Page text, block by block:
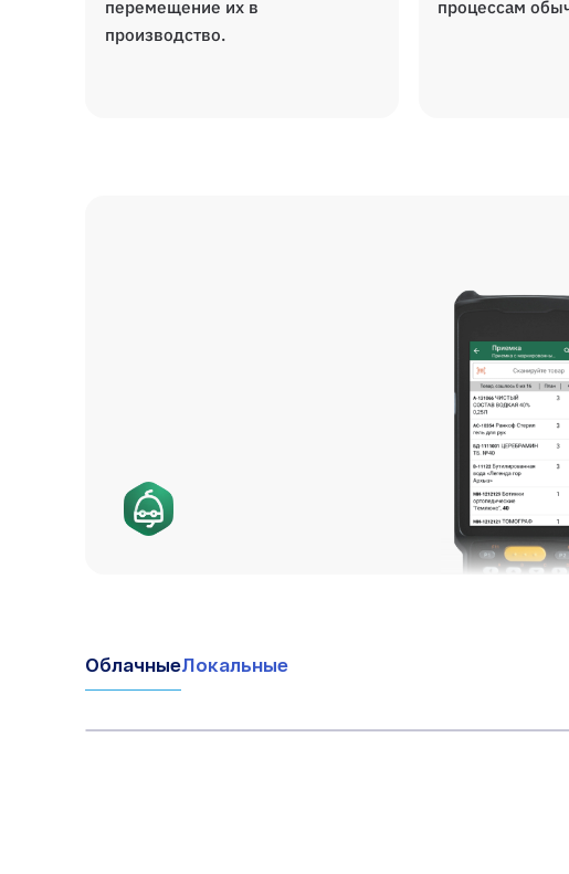
перемещение их в
производство.
процессам
ОблачныеЛокальные